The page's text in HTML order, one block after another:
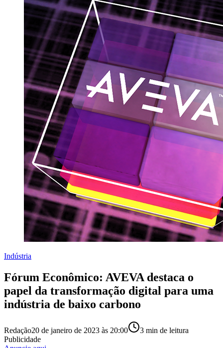
Indústria
Fórum Econômico: AVEVA destaca o
papel da transformação digital para uma
indústria de baixo carbono
Redação20 de janeiro de 2023 às 20:00 3 min de leitura
Publicidade